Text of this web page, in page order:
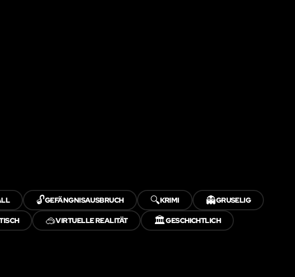
🔓GEFÄNGNISAUSBRUCH 🔍KRIMI 👻GRUSELIG
🥽VIRTUELLE REALITÄT 🏛️GESCHICHTLICH